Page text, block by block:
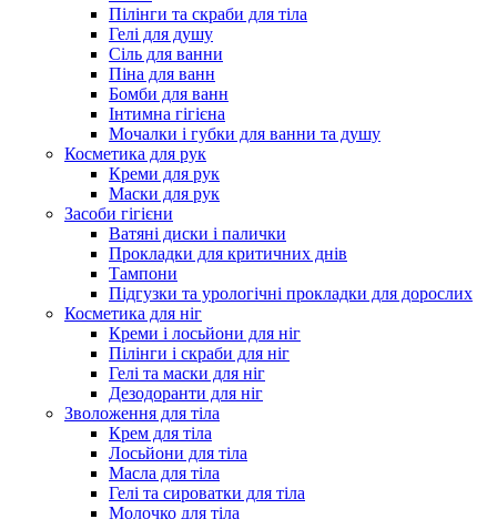
Пілінги та скраби для тіла
Гелі для душу
Сіль для ванни
Піна для ванн
Бомби для ванн
Інтимна гігієна
Мочалки і губки для ванни та душу
Косметика для рук
Креми для рук
Маски для рук
Засоби гігієни
Ватяні диски і палички
Прокладки для критичних днів
Тампони
Підгузки та урологічні прокладки для дорослих
Косметика для ніг
Креми і лосьйони для ніг
Пілінги і скраби для ніг
Гелі та маски для ніг
Дезодоранти для ніг
Зволоження для тіла
Крем для тіла
Лосьйони для тіла
Масла для тіла
Гелі та сироватки для тіла
Молочко для тіла